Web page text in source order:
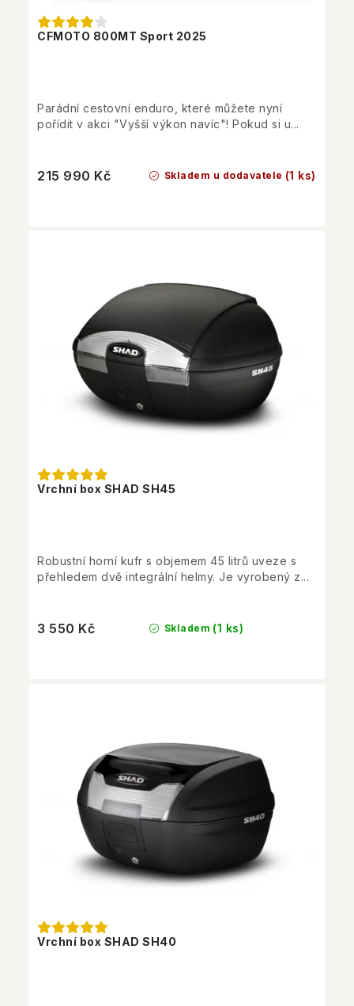
CFMOTO 800MT Sport 2025
Skladem u dodavatele (1 ks)
215 990 Kč
Parádní cestovní enduro, které můžete nyní
pořídit v akci "Vyšší výkon navíc"! Pokud si u...
Vrchní box SHAD SH45
Skladem (1 ks)
3 550 Kč
Robustní horní kufr s objemem 45 litrů uveze s
přehledem dvě integrální helmy. Je vyrobený z...
Vrchní box SHAD SH40